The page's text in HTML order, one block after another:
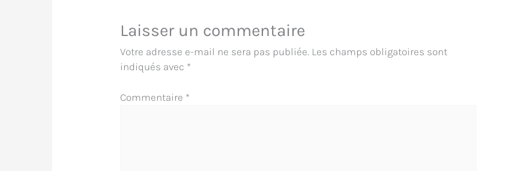
Laisser un commentaire
Votre adresse e-mail ne sera pas publiée. Les champs obligatoires sont
indiqués avec *
Commentaire *